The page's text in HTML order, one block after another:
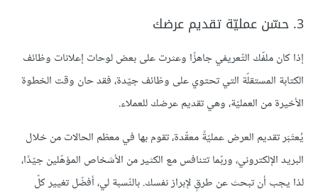
3. حسّن عمليّة تقديم عرضك
إذا كان ملفّك التّعريفي جاهزًا وعثرت على بعض لوحات إعلانات وظائف
الكتابة المستقلّة التي تحتوي على وظائف جيّدة، فقد حان وقت الخطوة
الأخيرة من العمليّة، وهي تقديم عرضك للعملاء.
يُعتَبَر تقديم العرض عمليّةً معقّدة، تقوم بها في معظم الحالات من خلال
البريد الإلكتروني، وربّما تتنافس مع الكثير من الأشخاص المؤهّلين جيّدًا،
لذا يجب أن تبحث عن طرقٍ لإبراز نفسك. بالنّسبة لي، أفضّل تغيير كلّ